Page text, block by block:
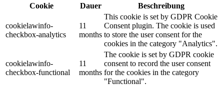
Cookie
Dauer Beschreibung
cookielawinfo-
checkbox-analytics
11
months
This cookie is set by GDPR Cookie
Consent plugin. The cookie is used
to store the user consent for the
cookies in the category "Analytics".
cookielawinfo-
checkbox-functional
11
months
The cookie is set by GDPR cookie
consent to record the user consent
for the cookies in the category
"Functional".